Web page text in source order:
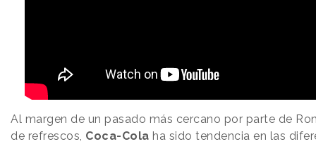
Al margen de un pasado más cercano por parte de
de refrescos, Coca-Cola ha sido tendencia en las